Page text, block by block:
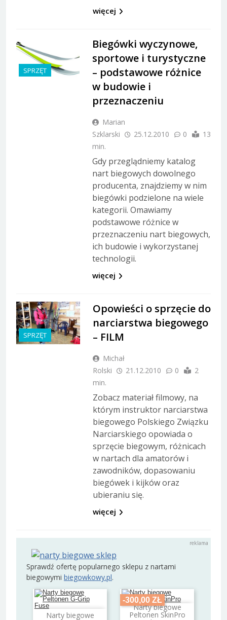
więcej
SPRZĘT
Biegówki wyczynowe,
sportowe i turystyczne
– podstawowe różnice
w budowie i
przeznaczeniu
Marian
Szklarski
25.12.2010 0
13
min.
Gdy przeglądniemy katalog
nart biegowych dowolnego
producenta, znajdziemy w nim
biegówki podzielone na wiele
kategorii. Omawiamy
podstawowe różnice w
przeznaczeniu nart biegowych,
ich budowie i wykorzystanej
technologii.
więcej
SPRZĘT
Opowieści o sprzęcie do
narciarstwa biegowego
– FILM
Michał
Rolski
21.12.2010 0
2
min.
Zobacz materiał filmowy, na
którym instruktor narciarstwa
biegowego Polskiego Związku
Narciarskiego opowiada o
sprzęcie biegowym, różnicach
w nartach dla amatorów i
zawodników, dopasowaniu
biegówek i kijków oraz
ubieraniu się.
więcej
Sprawdź ofertę popularnego sklepu z nartami
biegowymi biegowkowy.pl.
Narty biegowe
Dodaj do koszyka
-300,00 ZŁ
Narty biegowe
Peltonen SkinPro
Dodaj do koszyka